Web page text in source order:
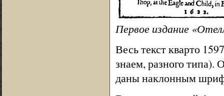
Первое издание
Весь текст кварто
знаем, разного типа).
даны наклонным